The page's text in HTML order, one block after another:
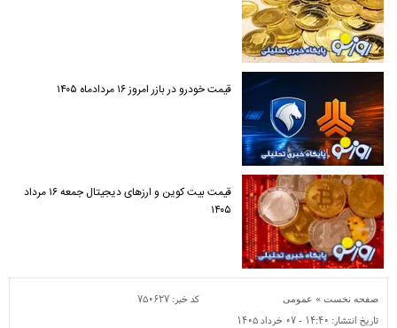
قیمت خودرو در بازر امروز ۱۶ مردادماه ۱۴۰۵
قیمت بیت کوین و ارز‌های دیجیتال جمعه ۱۶ مرداد
۱۴۰۵
صفحه نخست » عمومی کد خبر: ۷۵۰۶۲۷
تاریخ انتشار: ۱۴:۴۰ - ۰۷ خرداد ۱۴۰۵